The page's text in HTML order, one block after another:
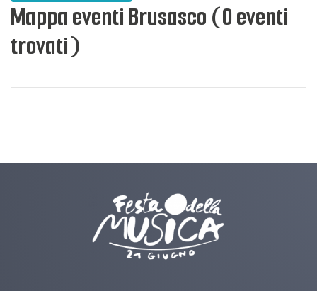
Mappa eventi Brusasco (0 eventi
trovati)